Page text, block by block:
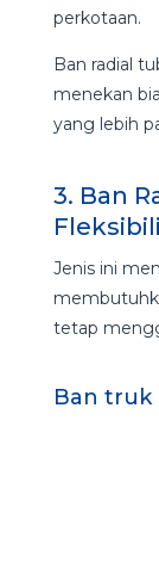
perkotaan.
Ban radial
menekan
yang lebih
3. Ban
Jenis ini
tetap
Ban truk